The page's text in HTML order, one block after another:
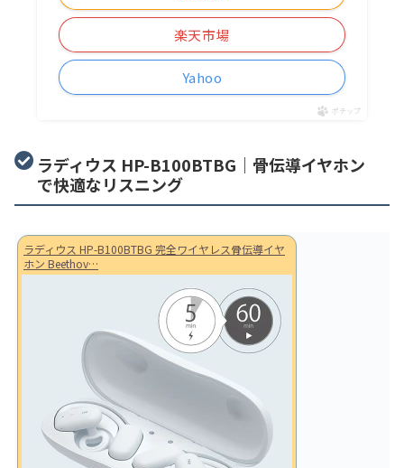
楽天市場
Yahoo
ポチップ
ラディウス HP-B100BTBG｜骨伝導イヤホン
で快適なリスニング
ラディウス HP-B100BTBG 完全ワイヤレス骨伝導イヤ
ホン Beethov…